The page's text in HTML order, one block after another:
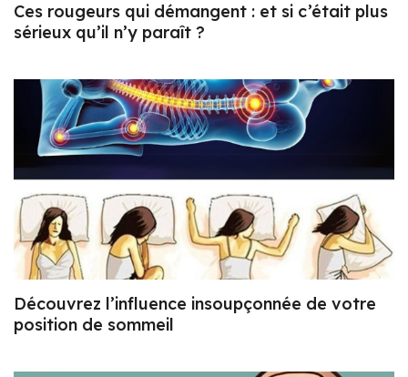
Ces rougeurs qui démangent : et si c’était plus
sérieux qu’il n’y paraît ?
Découvrez l’influence insoupçonnée de votre
position de sommeil